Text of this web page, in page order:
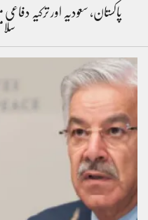
پاکستان، سعودیہ اور ترکیہ